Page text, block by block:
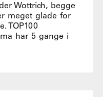
Wottrich, begge
meget glade for
TOP100
har 5 gange i